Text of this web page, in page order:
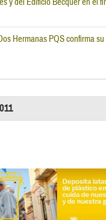
y del Edificio Bécquer en el
Hermanas PQS confirma